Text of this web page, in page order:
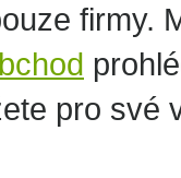
firmy.
pro své